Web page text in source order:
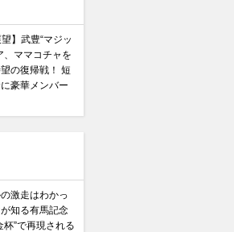
ースを逆転できる候補3頭！と絶
】武豊“マジッ
、ママコチャを
の復帰戦！ 短
豪華メンバー
激走はわかっ
知る有馬記念
杯”で再現される